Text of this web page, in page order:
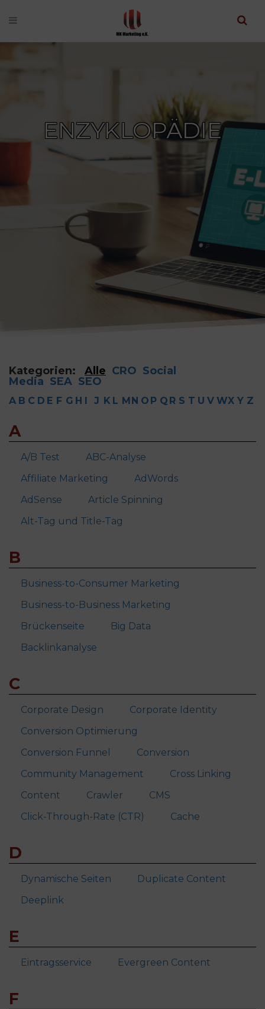
ENZYKLOPÄDIE
Kategorien: Alle CRO Social
Media SEA SEO
A B C D E F G H I J K L MN O P Q R S T U V WX Y Z
A
A/B Test
ABC-Analyse
Affiliate Marketing
AdWords
AdSense
Article Spinning
Alt-Tag und Title-Tag
B
Business-to-Consumer Marketing
Business-to-Business Marketing
Brückenseite
Big Data
Backlinkanalyse
C
Corporate Design
Corporate Identity
Conversion Optimierung
Conversion Funnel
Conversion
Community Management
Cross Linking
Content
Crawler
CMS
Click-Through-Rate (CTR)
Cache
D
Dynamische Seiten
Duplicate Content
Deeplink
E
Eintragsservice Evergreen Content
F